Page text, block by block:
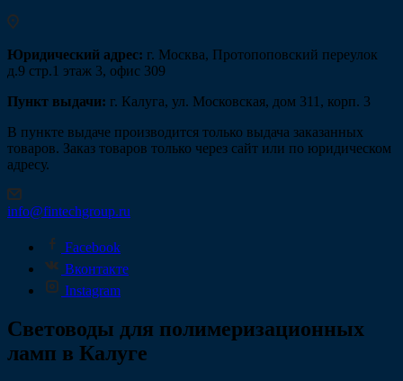
Юридический адрес: г. Москва, Протопоповский переулок
д.9 стр.1 этаж 3, офис 309
Пункт выдачи: г. Калуга, ул. Московская, дом 311, корп. 3
В пункте выдаче производится только выдача заказанных
товаров. Заказ товаров только через сайт или по юридическом
адресу.
info@fintechgroup.ru
Facebook
Вконтакте
Instagram
Световоды для полимеризационных
ламп в Калуге